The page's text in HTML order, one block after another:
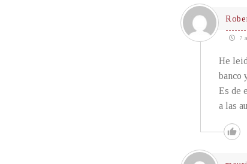
7
He
banco
Es de
a las